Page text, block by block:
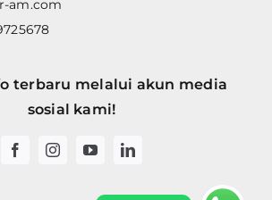
am.com
terbaru melalui akun media
sosial kami!